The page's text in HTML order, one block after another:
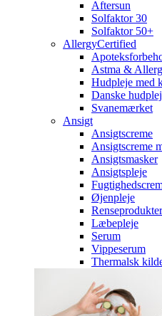
Aftersun
Solfaktor 30
Solfaktor 50+
AllergyCertified
Astma &
Hudpleje med
Danske
Svanemærket
Ansigt
Ansigtscreme
Ansigtscreme
Ansigtsmasker
Ansigtspleje
Øjenpleje
Renseprodukter
Læbepleje
Serum
Vippeserum
Thermalsk